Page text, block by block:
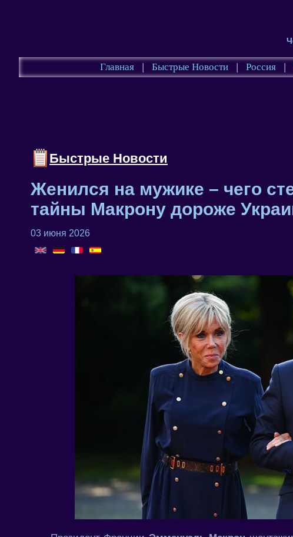
Главная | Быстрые Новости | Россия |
Быстрые Новости
Женился на мужике – чего
тайны Макрону дороже
03 июня 2026